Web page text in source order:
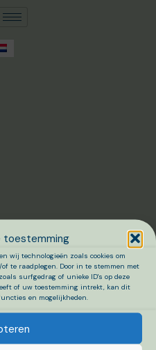
toestemming
wij technologieën zoals cookies om
te raadplegen. Door in te stemmen met
surfgedrag of unieke ID's op deze
of uw toestemming intrekt, kan dit
en mogelijkheden.